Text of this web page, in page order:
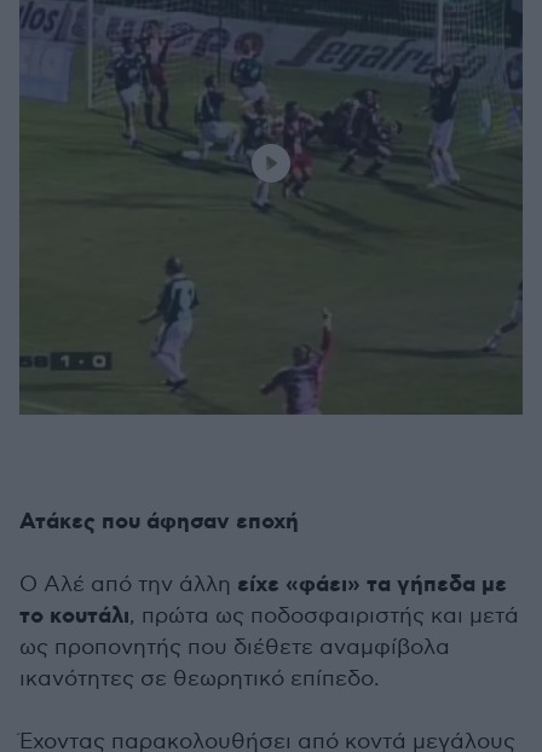
Ατάκες που άφησαν εποχή
Ο Αλέ από την άλλη είχε «φάει» τα γήπεδα με
το κουτάλι, πρώτα ως ποδοσφαιριστής και μετά
ως προπονητής που διέθετε αναμφίβολα
ικανότητες σε θεωρητικό επίπεδο.
Έχοντας παρακολουθήσει από κοντά μεγάλους